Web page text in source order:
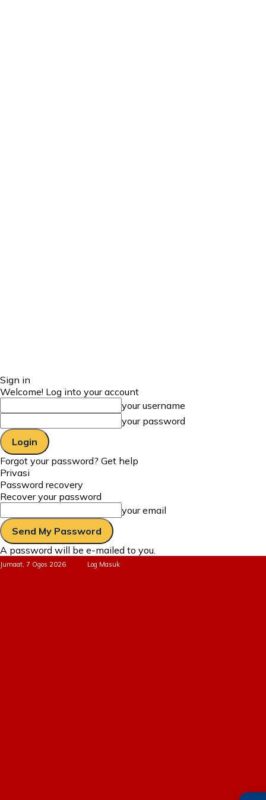
Sign in
Welcome! Log into your account
your username
your password
Forgot your password? Get help
Privasi
Password recovery
Recover your password
your email
A password will be e-mailed to you.
Jumaat, 7 Ogos 2026 Log Masuk